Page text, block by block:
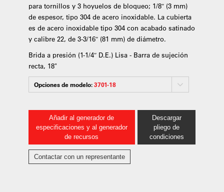
para tornillos y 3 hoyuelos de bloqueo; 1/8″ (3 mm)
de espesor, tipo 304 de acero inoxidable. La cubierta
es de acero inoxidable tipo 304 con acabado satinado
y calibre 22, de 3-3/16″ (81 mm) de diámetro.
Brida a presión (1-1/4″ D.E.) Lisa - Barra de sujeción
recta, 18"
Opciones de modelo:3701-18
Añadir al generador de
especificaciones y al generador
de recursos
Descargar
pliego de
condiciones
Contactar con un representante